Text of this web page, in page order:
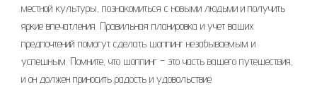
местной культуры, познакомиться с новыми людьми и получить
яркие впечатления. Правильная планировка и учет ваших
предпочтений помогут сделать шоппинг незабываемым и
успешным. Помните, что шоппинг – это часть вашего путешествия,
и он должен приносить радость и удовольствие.